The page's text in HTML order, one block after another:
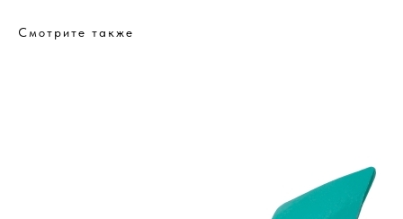
Смотрите также